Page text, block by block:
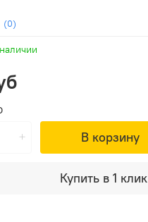
(0)
В корзину
Купить в 1 клик